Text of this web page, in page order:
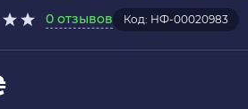
0 отзывов Код: НФ-00020983